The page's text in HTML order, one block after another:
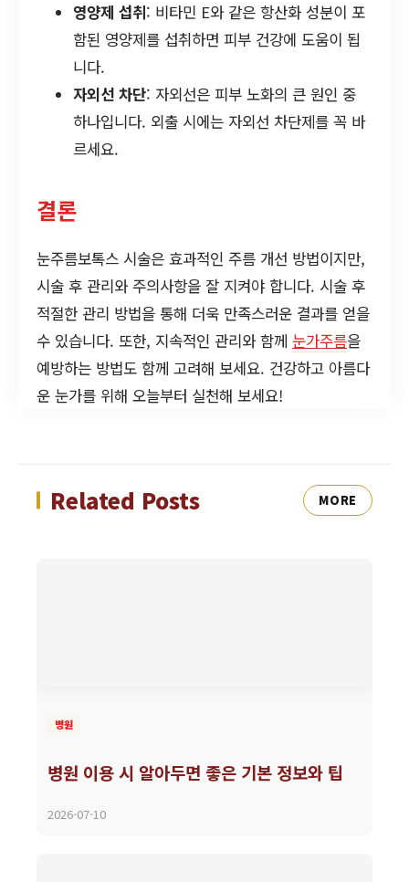
영양제 섭취: 비타민 E와 같은 항산화 성분이 포
함된 영양제를 섭취하면 피부 건강에 도움이 됩
니다.
자외선 차단: 자외선은 피부 노화의 큰 원인 중
하나입니다. 외출 시에는 자외선 차단제를 꼭 바
르세요.
결론
눈주름보톡스 시술은 효과적인 주름 개선 방법이지만,
시술 후 관리와 주의사항을 잘 지켜야 합니다. 시술 후
적절한 관리 방법을 통해 더욱 만족스러운 결과를 얻을
수 있습니다. 또한, 지속적인 관리와 함께 눈가주름을
예방하는 방법도 함께 고려해 보세요. 건강하고 아름다
운 눈가를 위해 오늘부터 실천해 보세요!
Related Posts MORE
병원
병원 이용 시 알아두면 좋은 기본 정보와 팁
2026-07-10